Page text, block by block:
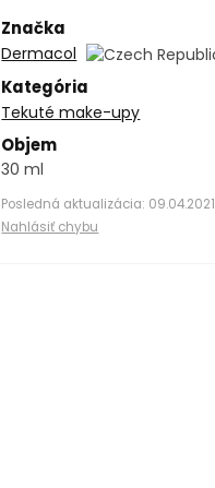
Značka
Dermacol
Kategória
Tekuté make-upy
Objem
30 ml
Posledná aktualizácia: 09.04.2021
Nahlásiť chybu